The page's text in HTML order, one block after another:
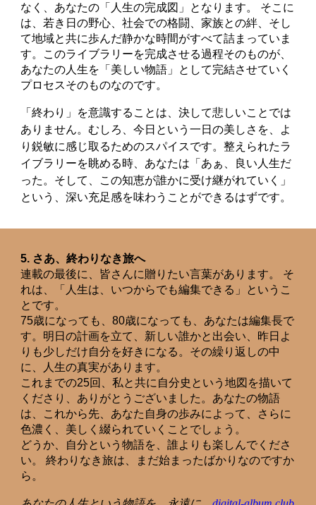
なく、あなたの「人生の完成図」となります。 そこに
は、若き日の野心、社会での格闘、家族との絆、そし
て地域と共に歩んだ静かな時間がすべて詰まっていま
す。このライブラリーを完成させる過程そのものが、
あなたの人生を「美しい物語」として完結させていく
プロセスそのものなのです。
「終わり」を意識することは、決して悲しいことでは
ありません。むしろ、今日という一日の美しさを、よ
り鋭敏に感じ取るためのスパイスです。整えられたラ
イブラリーを眺める時、あなたは「あぁ、良い人生だ
った。そして、この知恵が誰かに受け継がれていく」
という、深い充足感を味わうことができるはずです。
5. さあ、終わりなき旅へ
連載の最後に、皆さんに贈りたい言葉があります。 そ
れは、「人生は、いつからでも編集できる」というこ
とです。
75歳になっても、80歳になっても、あなたは編集長で
す。明日の計画を立て、新しい誰かと出会い、昨日よ
りも少しだけ自分を好きになる。その繰り返しの中
に、人生の真実があります。
これまでの25回、私と共に自分史という地図を描いて
くださり、ありがとうございました。あなたの物語
は、これから先、あなた自身の歩みによって、さらに
色濃く、美しく綴られていくことでしょう。
どうか、自分という物語を、誰よりも楽しんでくださ
い。 終わりなき旅は、まだ始まったばかりなのですか
ら。